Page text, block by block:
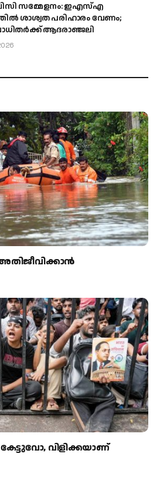
സമ്മേളനം: ഇഎസ്എ
ശാശ്വത പരിഹാരം വേണം;
ആദരാഞ്ജലി
വിളിക്കയാണ്